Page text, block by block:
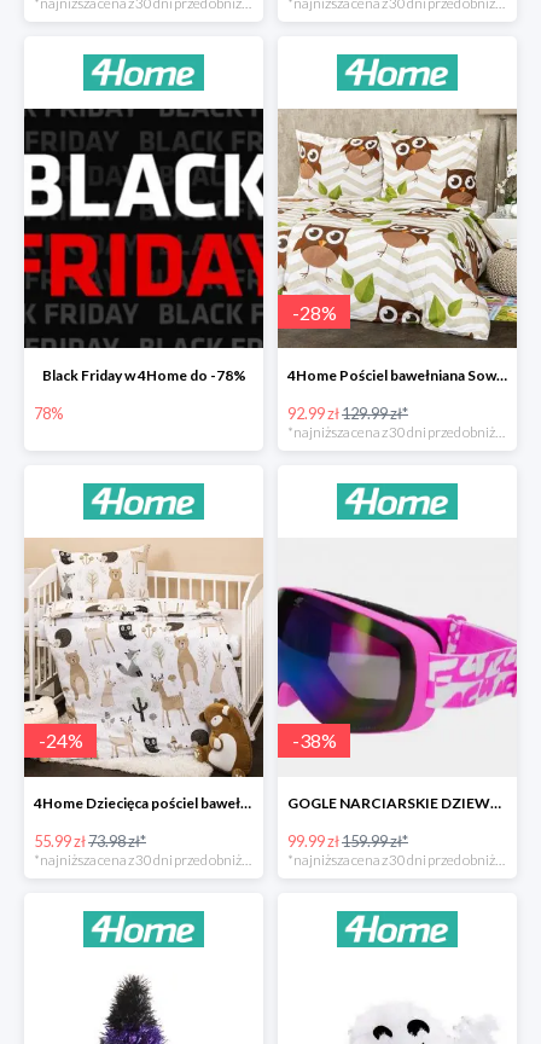
Black Friday w 4Home do -78%
78%
-28%
4Home Pościel bawełniana Sowy -28%
92.99 zł129.99 zł*
-24%
4Home Dziecięca pościel bawełniana do łóżeczka Nordic Friends -24%
55.99 zł73.98 zł*
-38%
GOGLE NARCIARSKIE DZIEWCZĘCE -37%
99.99 zł159.99 zł*